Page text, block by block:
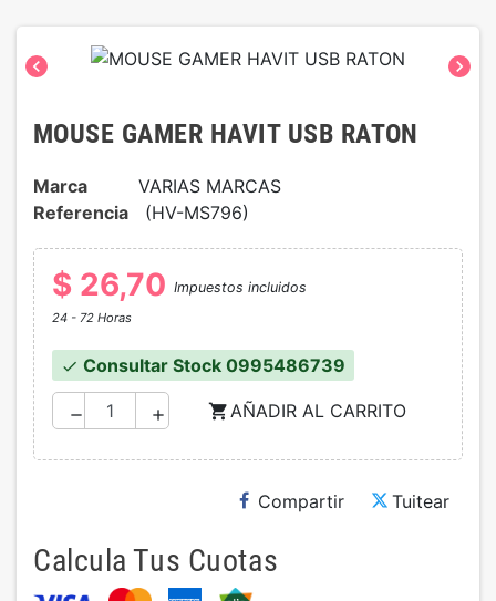
chevron_left chevron_right
MOUSE GAMER HAVIT USB RATON
Marca
VARIAS MARCAS
Referencia
(HV-MS796)
$ 26,70 Impuestos incluidos
24 - 72 Horas
check Consultar Stock 0995486739
remove add shopping_cartAÑADIR AL CARRITO
Compartir Tuitear
Calcula Tus Cuotas